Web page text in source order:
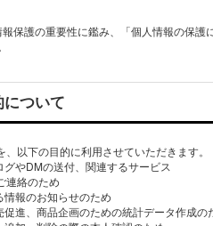
保護の重要性に鑑み、「個人情報の保
ついて
以下の目的に利用させていただきます。
やDMの送付、関連するサービス
連絡のため
報のお知らせのため
進、商品企画のための統計データ作成の